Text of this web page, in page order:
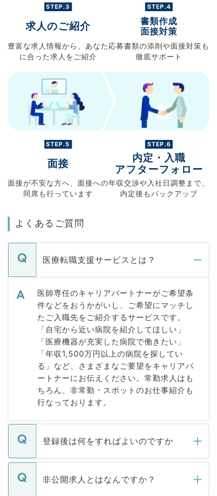
STEP.3
求人のご紹介
豊富な求人情報から、 あなた
に合った求人を ご紹介
STEP.4
書類作成
面接対策
応募書類の添削や面接対策も
徹底サポート
STEP.5
面接
面接が不安な方へ、 面接への
同席も行っています
STEP.6
内定・入職
アフターフォロー
年収交渉や入社日調整まで、
内定後もバックアップ
よくあるご質問
医療転職支援サービスとは？
医師専任のキャリアパートナーがご希望条
件などをおうかがいし、ご希望にマッチし
たご入職先をご紹介するサービスです。
「自宅から近い病院を紹介してほしい」
「医療機器が充実した病院で働きたい」
「年収1,500万円以上の病院を探してい
る」など、さまざまなご要望をキャリアパ
ートナーにお伝えください。常勤求人はも
ちろん、非常勤・スポットのお仕事紹介も
行なっております。
登録後は何をすればよいのですか
ご登録いただきましたら、弊社担当者がご
登録内容を確認し、その後メールもしくは
非公開求人とはなんですか？